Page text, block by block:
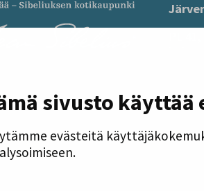
sivusto käyttää
evästeitä
ma–to